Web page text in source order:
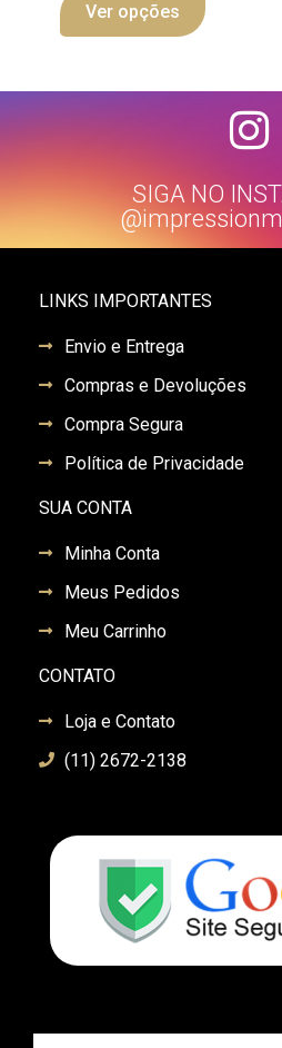
Ver opções
SIGA NO
LINKS IMPORTANTES
Envio e Entrega
Compras e Devoluções
Compra Segura
Política de Privacidade
SUA CONTA
Minha Conta
Meus Pedidos
Meu Carrinho
CONTATO
Loja e Contato
(11) 2672-2138